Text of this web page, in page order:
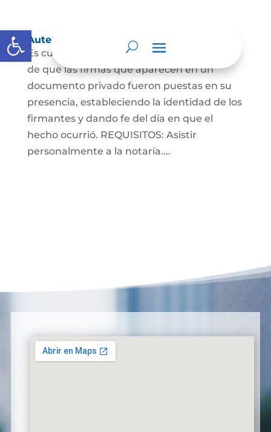
Abrir barra de herramientas
Autenticaciones
Es cuando el notario da testimonio escrito
de que las firmas que aparecen en un
documento privado fueron puestas en su
presencia, estableciendo la identidad de los
firmantes y dando fe del día en que el
hecho ocurrió. REQUISITOS: Asistir
personalmente a la notaría....